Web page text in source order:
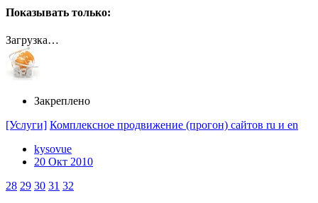
Показывать только:
Загрузка…
Закреплено
[Услуги] Комплексное продвижение (прогон) сайтов ru и en
kysovue
20 Окт 2010
28 29 30 31 32